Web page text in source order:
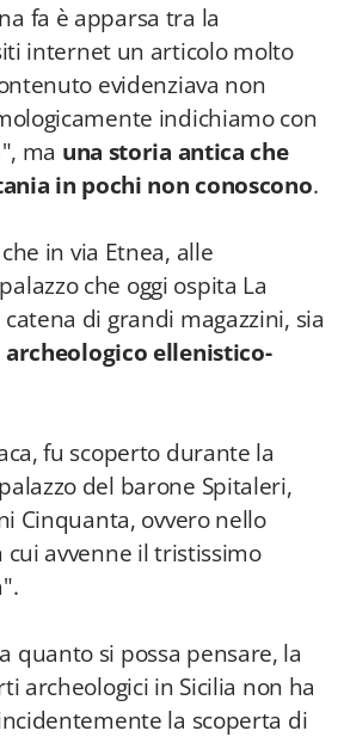
fa è apparsa tra la
internet un articolo molto
evidenziava non
indichiamo con
ma una storia antica che
in pochi non conoscono.
in via Etnea, alle
che oggi ospita La
di grandi magazzini, sia
archeologico ellenistico-
fu scoperto durante la
del barone Spitaleri,
Cinquanta, ovvero nello
cui avvenne il tristissimo
quanto si possa pensare, la
archeologici in Sicilia non ha
la scoperta di